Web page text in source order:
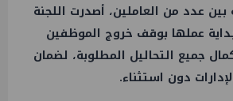
عدد من العاملين، أصدرت اللجنة
عملها بوقف خروج الموظفين
جميع التحاليل المطلوبة، لضمان
دون استثناء.